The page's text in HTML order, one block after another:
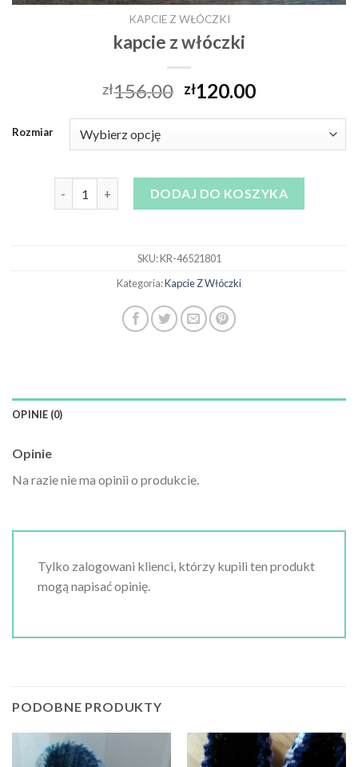
KAPCIE Z WŁÓCZKI
kapcie z włóczki
zł156.00 zł120.00
Rozmiar
DODAJ DO KOSZYKA
SKU:KR-46521801
Kategoria:Kapcie Z Włóczki
OPINIE (0)
Opinie
Na razie nie ma opinii o produkcie.
Tylko zalogowani klienci, którzy kupili ten produkt
mogą napisać opinię.
PODOBNE PRODUKTY